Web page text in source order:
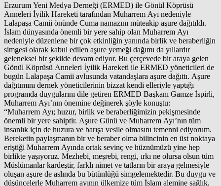
Erzurum Yeni Medya Derneği (ERMED) ile Gönül Köprüsü
Anneleri İyilik Hareketi tarafından Muharrem Ayı nedeniyle
Lalapaşa Camii önünde Cuma namazını müteakip aşure dağıtıldı.
İslam dünyasında önemli bir yere sahip olan Muharrem Ayı
nedeniyle düzenlene bir çok etkinliğin yanında birlik ve beraberliğin
simgesi olarak kabul edilen aşure yemeği dağımı da yıllardır
geleneksel bir şekilde devam ediyor. Bu çerçevede bir araya gelen
Gönül Köprüsü Anneleri İyilik Hareketi ile ERMED yöneticileri de
bugün Lalapaşa Camii avlusunda vatandaşlara aşure dağıttı. Aşure
dağıtımını dernek yöneticilerinin bizzat kendi elleriyle yaptığı
programda duygularını dile getiren ERMED Başkanı Gamze İspirli,
Muharrem Ayı’nın önemine değinerek şöyle konuştu:
“Muharrem Ayı; huzur, birlik ve beraberliğimizin pekişmesinde
önemli bir yere sahiptir. Aşure Günü ve Muharrem Ayı’nın tüm
insanlık için de huzura ve barışa vesile olmasını temenni ediyorum.
Bereketin paylaşmanın bir ve beraber olma bilincinin en üst noktaya
eriştiği Muharrem Ayında ortak sevinç ve hüznümüzü yine hep
birlikte yaşıyoruz. Mezhebi, meşrebi, rengi, ırkı ne olursa olsun tüm
Müslümanlar kardeştir, farklı nimet ve tatların bir araya gelmesiyle
oluşan aşure de aslında bu bütünlüğü simgelemektedir. Bu duygu ve
düşüncelerle Muharrem ayının ülkemize tüm İslam alemine sağlık,